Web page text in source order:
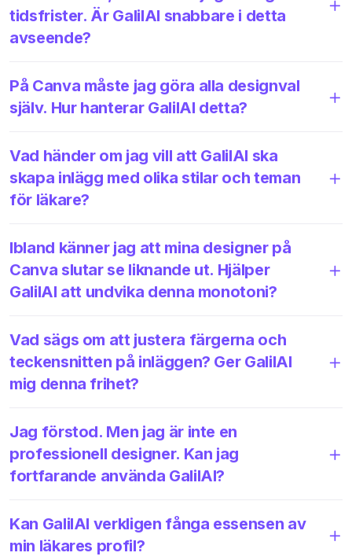
tidsfrister. Är GalilAI snabbare i detta
avseende?
På Canva måste jag göra alla designval
själv. Hur hanterar GalilAI detta?
Vad händer om jag vill att GalilAI ska
skapa inlägg med olika stilar och teman
för läkare?
Ibland känner jag att mina designer på
Canva slutar se liknande ut. Hjälper
GalilAI att undvika denna monotoni?
Vad sägs om att justera färgerna och
teckensnitten på inläggen? Ger GalilAI
mig denna frihet?
Jag förstod. Men jag är inte en
professionell designer. Kan jag
fortfarande använda GalilAI?
Kan GalilAI verkligen fånga essensen av
min läkares profil?